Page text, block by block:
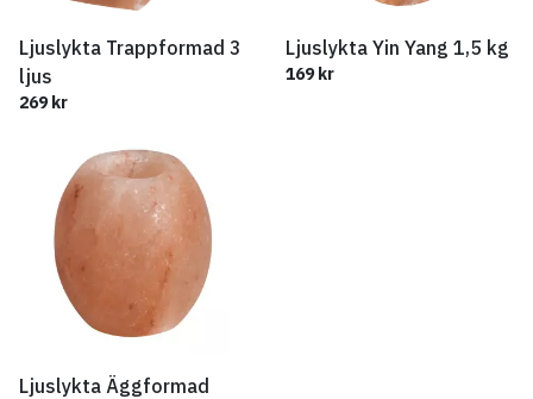
Ljuslykta Trappformad 3
ljus
269 kr
Ljuslykta Yin Yang 1,5 kg
169 kr
Ljuslykta Äggformad